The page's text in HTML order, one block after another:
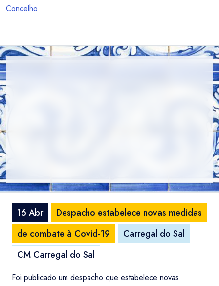
Concelho
16 Abr
Despacho estabelece novas medidas
de combate à Covid-19
Carregal do Sal
CM Carregal do Sal
Foi publicado um despacho que estabelece novas